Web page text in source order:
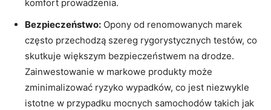
komfort prowadzenia.
Bezpieczeństwo: Opony od renomowanych marek
często przechodzą szereg rygorystycznych testów, co
skutkuje większym bezpieczeństwem na drodze.
Zainwestowanie w markowe produkty może
zminimalizować ryzyko wypadków, co jest niezwykle
istotne w przypadku mocnych samochodów takich jak